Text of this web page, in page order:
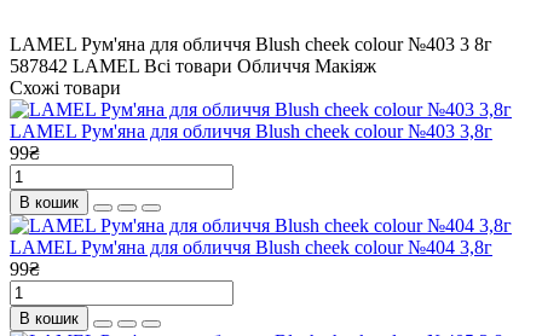
LAMEL Рум'яна для обличчя Blush cheek colour №403 3 8г
587842 LAMEL Всі товари Обличчя Макіяж
Схожі товари
LAMEL Рум'яна для обличчя Blush cheek colour №403 3,8г
99₴
В кошик
LAMEL Рум'яна для обличчя Blush cheek colour №404 3,8г
99₴
В кошик